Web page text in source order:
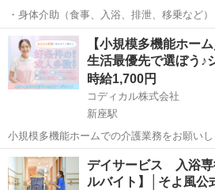
・身体介助（食事、入浴、排泄、移乗など
介護記録の書類への記入（ご利用報告など
訓練補助業務 ・レクリエーションや体操の
接業務 ・食事の準備、お茶と...
埼玉 新座市 新座駅 介護
【小規模多機能ホー
生活最優先で選ぼう♪
時給1,700円
コディカル株式会社
新座駅
小規模多機能ホームでの介護業務をお願い
業務内容の詳細は異なります。 【業務内容の一例】 ■食事介助 ■入浴
介助 ■排せつ介助 ■生活援助 ■レクリエーシ
「聞いていた内容...
埼玉 新座市 新座駅
デイサービス 入浴専
ルバイト】│そよ風公